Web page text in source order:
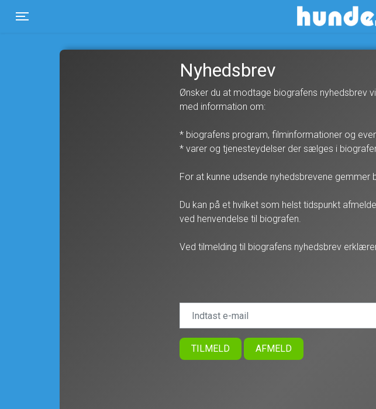
Hundested
Nyhedsbrev
Ønsker du at modtage biografens nyhedsbrev
med information om:
* biografens program, filminformationer og
* varer og tjenesteydelser der sælges i
For at kunne udsende nyhedsbrevene
Du kan på et hvilket som helst tidspunkt
ved henvendelse til biografen.
Ved tilmelding til biografens nyhedsbrev
TILMELD AFMELD